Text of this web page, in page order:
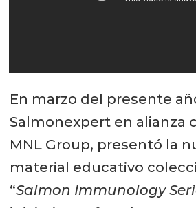
En marzo del presente
Salmonexpert en alianza
MNL Group, presentó la
material educativo
“Salmon Immunology